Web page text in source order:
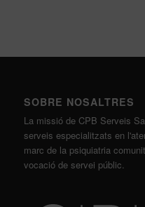
SOBRE NOSALTRES
La missió de CPB Serveis
serveis especialitzats en
marc de la psiquiatria
vocació de servei públic.